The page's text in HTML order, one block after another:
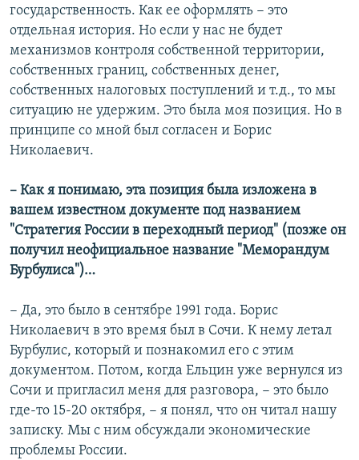
государственность. Как ее оформлять − это
отдельная история. Но если у нас не будет
механизмов контроля собственной территории,
собственных границ, собственных денег,
собственных налоговых поступлений и т.д., то мы
ситуацию не удержим. Это была моя позиция. Но в
принципе со мной был согласен и Борис
Николаевич.
– Как я понимаю, эта позиция была изложена в
вашем известном документе под названием
"Стратегия России в переходный период" (позже он
получил неофициальное название "Меморандум
Бурбулиса")…
− Да, это было в сентябре 1991 года. Борис
Николаевич в это время был в Сочи. К нему летал
Бурбулис, который и познакомил его с этим
документом. Потом, когда Ельцин уже вернулся из
Сочи и пригласил меня для разговора, − это было
где-то 15-20 октября, − я понял, что он читал нашу
записку. Мы с ним обсуждали экономические
проблемы России.